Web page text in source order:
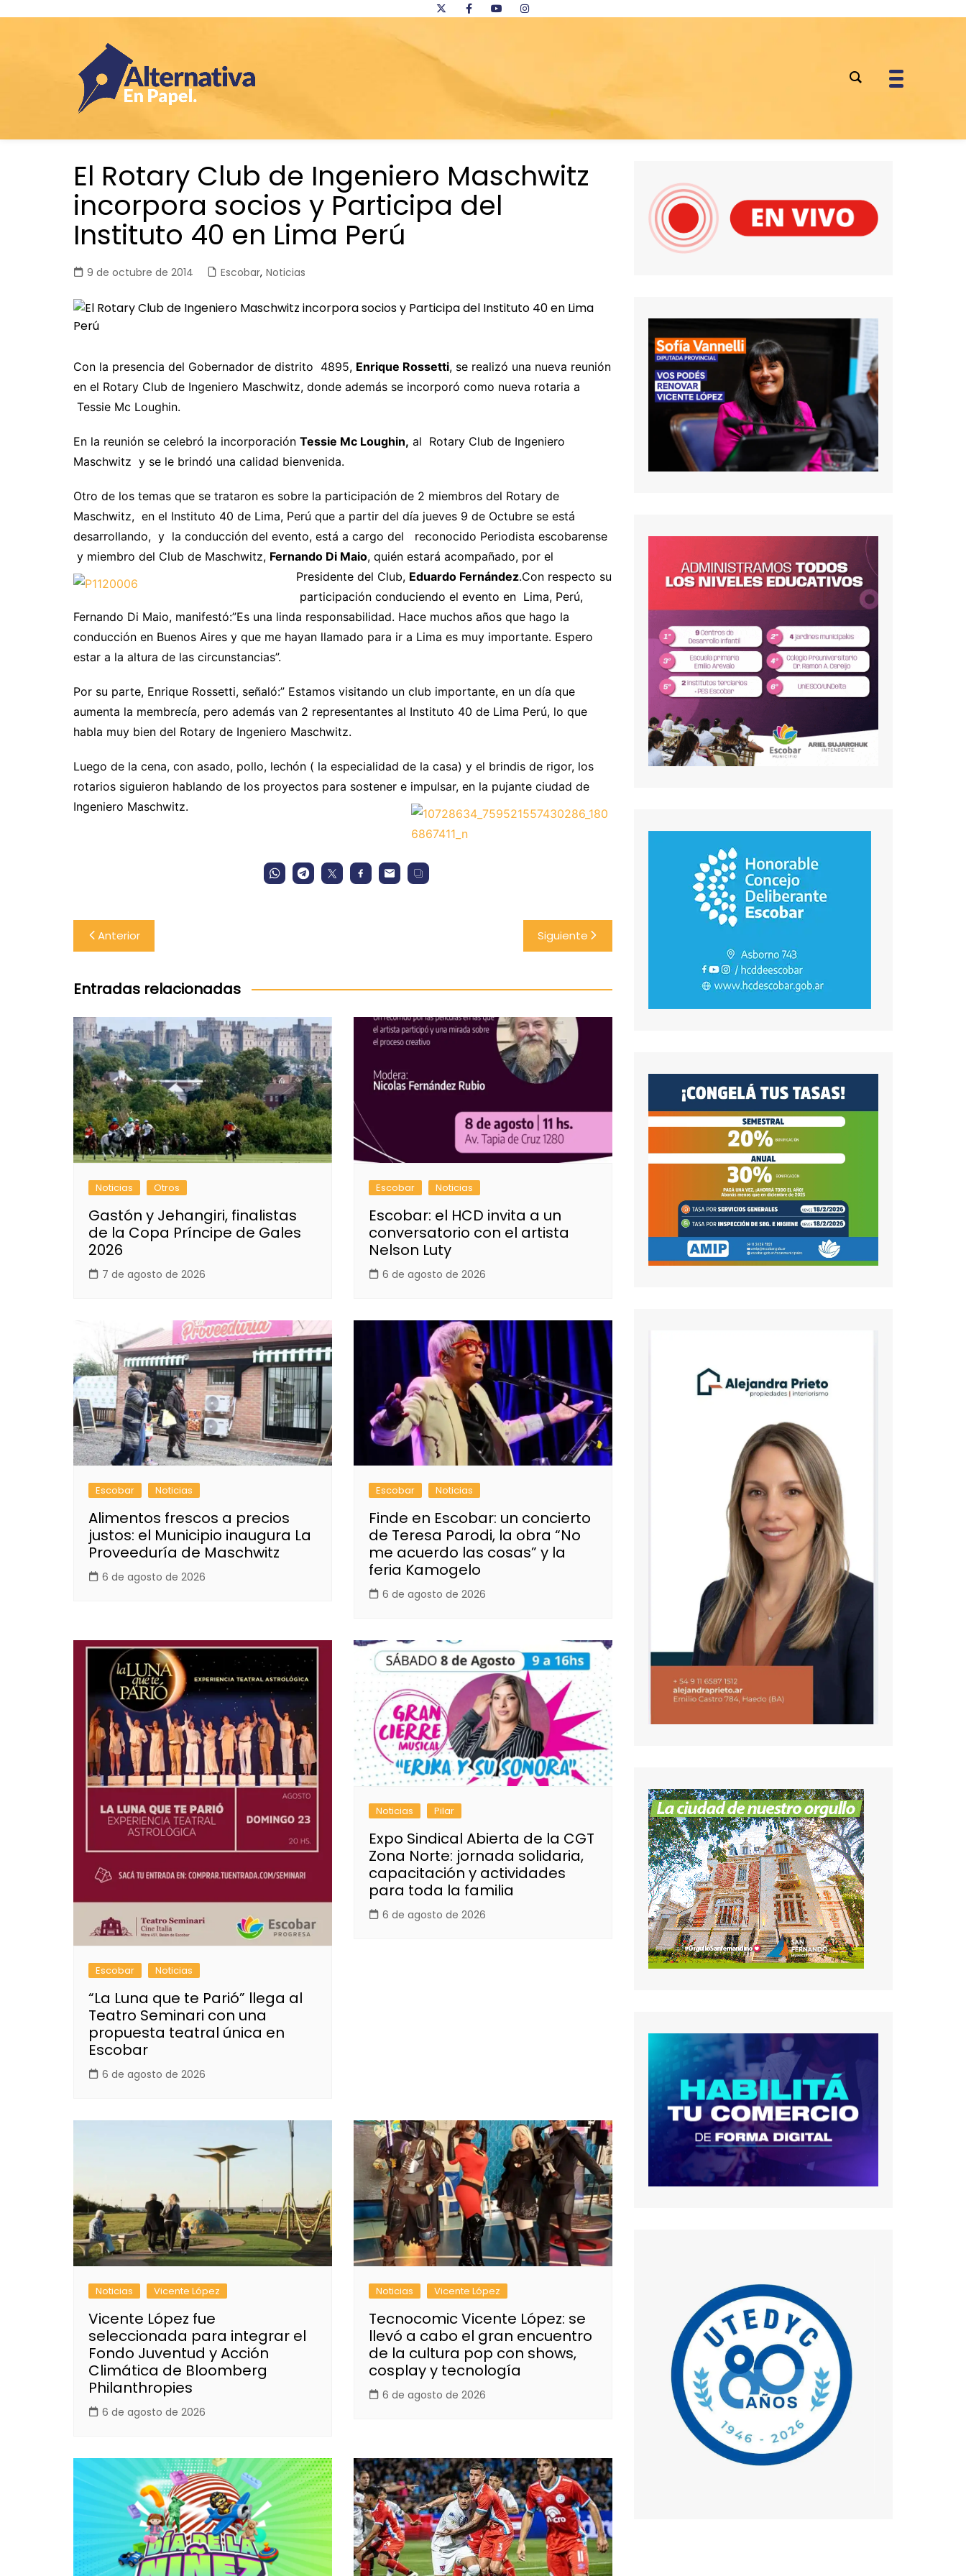
El Rotary Club de Ingeniero Maschwitz
incorpora socios y Participa del
Instituto 40 en Lima Perú
9 de octubre de 2014 Escobar, Noticias
Con la presencia del Gobernador de distrito 4895, Enrique Rossetti, se realizó una nueva reunión
en el Rotary Club de Ingeniero Maschwitz, donde además se incorporó como nueva rotaria a
Tessie Mc Loughin.
En la reunión se celebró la incorporación Tessie Mc Loughin, al Rotary Club de Ingeniero
Maschwitz y se le brindó una calidad bienvenida.
Otro de los temas que se trataron es sobre la participación de 2 miembros del Rotary de
Maschwitz, en el Instituto 40 de Lima, Perú que a partir del día jueves 9 de Octubre se está
desarrollando, y la conducción del evento, está a cargo del reconocido Periodista escobarense
y miembro del Club de Maschwitz, Fernando Di Maio, quién estará acompañado, por el
Presidente del Club, Eduardo Fernández.Con respecto su
participación conduciendo el evento en Lima, Perú,
Fernando Di Maio, manifestó:”Es una linda responsabilidad. Hace muchos años que hago la
conducción en Buenos Aires y que me hayan llamado para ir a Lima es muy importante. Espero
estar a la altura de las circunstancias”.
Por su parte, Enrique Rossetti, señaló:” Estamos visitando un club importante, en un día que
aumenta la membrecía, pero además van 2 representantes al Instituto 40 de Lima Perú, lo que
habla muy bien del Rotary de Ingeniero Maschwitz.
Luego de la cena, con asado, pollo, lechón ( la especialidad de la casa) y el brindis de rigor, los
rotarios siguieron hablando de los proyectos para sostener e impulsar, en la pujante ciudad de
Ingeniero Maschwitz.
Navegación
de
entradas
Anterior Siguiente
Entradas relacionadas
Noticias Otros
Gastón y Jehangiri, finalistas
de la Copa Príncipe de Gales
2026
7 de agosto de 2026
Escobar Noticias
Escobar: el HCD invita a un
conversatorio con el artista
Nelson Luty
6 de agosto de 2026
Escobar Noticias
Alimentos frescos a precios
justos: el Municipio inaugura La
Proveeduría de Maschwitz
6 de agosto de 2026
Escobar Noticias
Finde en Escobar: un concierto
de Teresa Parodi, la obra “No
me acuerdo las cosas” y la
feria Kamogelo
6 de agosto de 2026
Escobar Noticias
“La Luna que te Parió” llega al
Teatro Seminari con una
propuesta teatral única en
Escobar
6 de agosto de 2026
Noticias Pilar
Expo Sindical Abierta de la CGT
Zona Norte: jornada solidaria,
capacitación y actividades
para toda la familia
6 de agosto de 2026
Noticias Vicente López
Vicente López fue
seleccionada para integrar el
Fondo Juventud y Acción
Climática de Bloomberg
Philanthropies
6 de agosto de 2026
Noticias Vicente López
Tecnocomic Vicente López: se
llevó a cabo el gran encuentro
de la cultura pop con shows,
cosplay y tecnología
6 de agosto de 2026